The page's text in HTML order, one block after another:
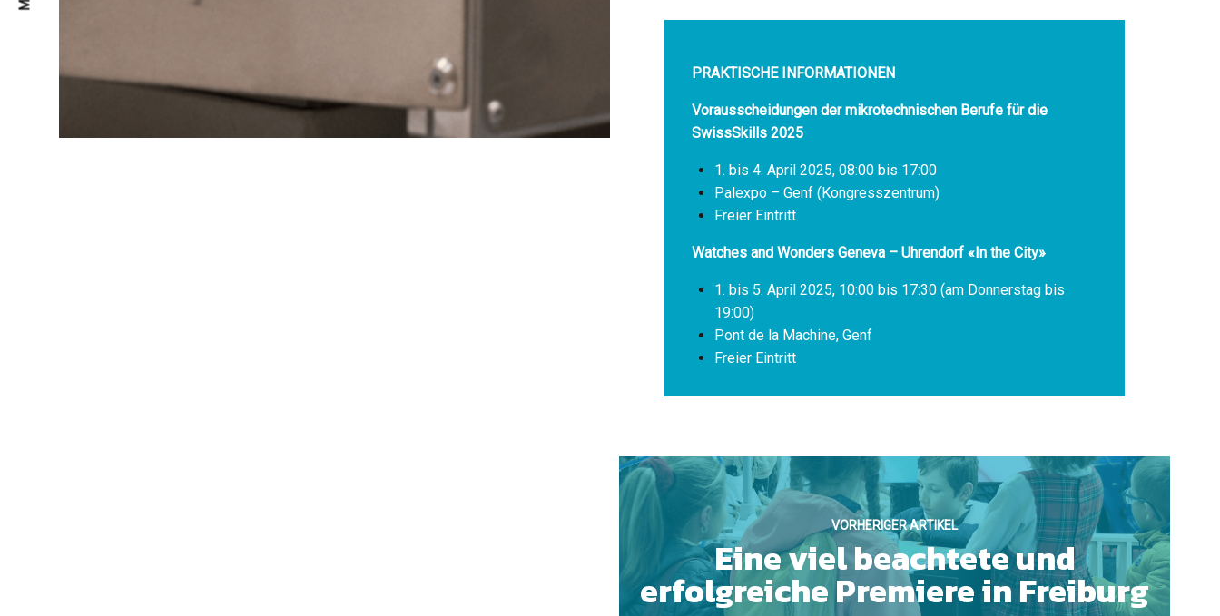
PRAKTISCHE INFORMATIONEN
Vorausscheidungen der mikrotechnischen Berufe für die
SwissSkills 2025
1. bis 4. April 2025, 08:00 bis 17:00
Palexpo – Genf (Kongresszentrum)
Freier Eintritt
Watches and Wonders Geneva – Uhrendorf «In the City»
1. bis 5. April 2025, 10:00 bis 17:30 (am Donnerstag bis
19:00)
Pont de la Machine, Genf
Freier Eintritt
VORHERIGER ARTIKEL
Eine viel beachtete und
erfolgreiche Premiere in Freiburg